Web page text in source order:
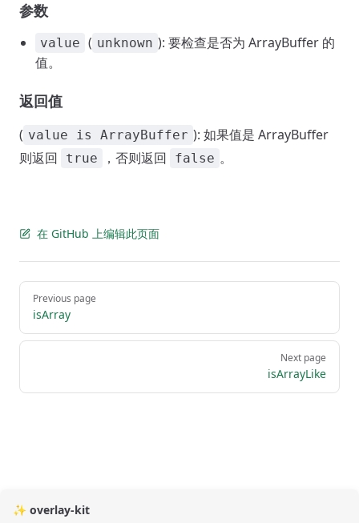
参数
value ( unknown ): 要检查是否为 ArrayBuffer 的
值。
返回值
( value is ArrayBuffer ): 如果值是 ArrayBuffer
则返回
true ，否则返回 false 。
在 GitHub 上编辑此页面
Pager
Previous page
isArray
Next page
isArrayLike
✨ overlay-kit